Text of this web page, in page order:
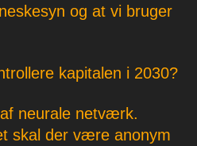
og at vi bruger
kapitalen i 2030?
neurale netværk.
skal der være anonym